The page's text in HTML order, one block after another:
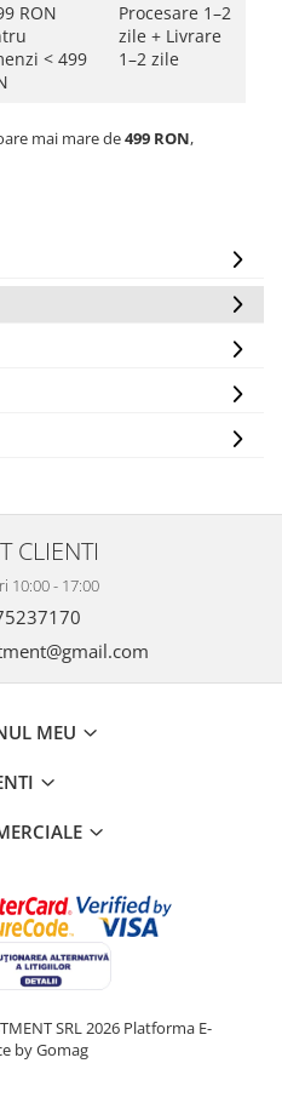
RON
< 499
Procesare 1–2
zile + Livrare
1–2 zile
mai mare de499 RON,
CLIENTI
10:00 - 17:00
MEU
SRL 2026 Platforma E-
by Gomag